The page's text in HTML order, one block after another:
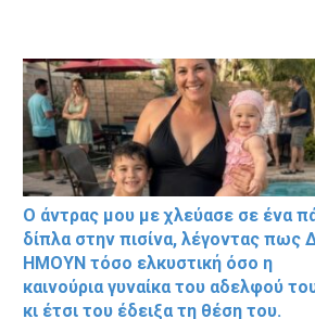
Ο άντρας μου με χλεύασε σε ένα
δίπλα στην πισίνα, λέγοντας πως
ΗΜΟΥΝ τόσο ελκυστική όσο η
καινούρια γυναίκα του αδελφού
κι έτσι του έδειξα τη θέση του.